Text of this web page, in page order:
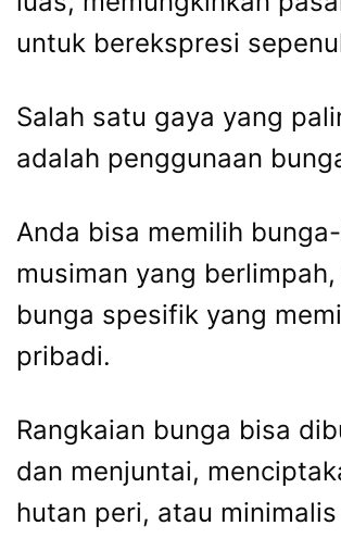
untuk berekspresi
Salah satu gaya yang
adalah penggunaan
Anda bisa memilih
musiman yang
bunga spesifik yang
pribadi.
Rangkaian bunga bisa
dan menjuntai,
hutan peri, atau